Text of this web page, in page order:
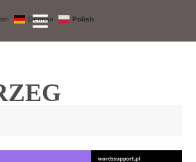
German Polish